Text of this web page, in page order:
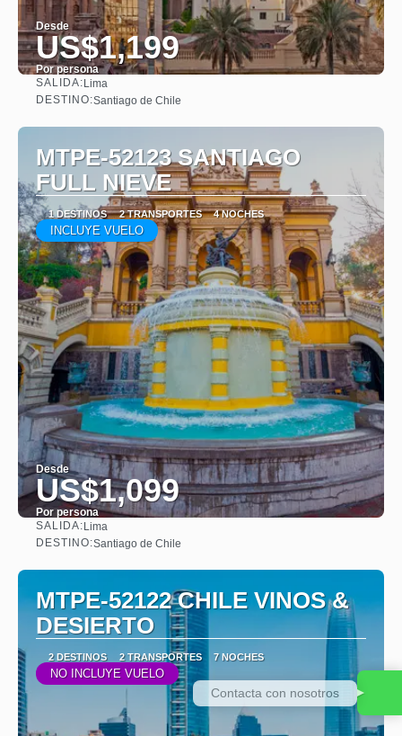
Desde
US$1,199
Por persona
SALIDA:Lima
DESTINO:Santiago de Chile
MTPE-52123 SANTIAGO
FULL NIEVE
1 DESTINOS 2 TRANSPORTES 4 NOCHES
INCLUYE VUELO
Desde
US$1,099
Por persona
SALIDA:Lima
DESTINO:Santiago de Chile
MTPE-52122 CHILE VINOS &
DESIERTO
2 DESTINOS 2 TRANSPORTES 7 NOCHES
NO INCLUYE VUELO
Contacta con nosotros